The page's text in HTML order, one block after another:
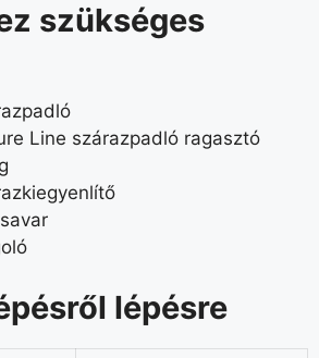
szükséges
Line szárazpadló ragasztó
lépésre